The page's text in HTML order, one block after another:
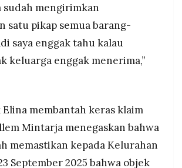
sudah mengirimkan
satu pikap semua barang-
saya enggak tahu kalau
keluarga enggak menerima,”
membantah keras klaim
Mintarja menegaskan bahwa
memastikan kepada Kelurahan
September 2025 bahwa objek